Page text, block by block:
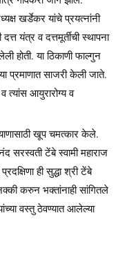
खर्डेकर यांचे प्रयत्नांनी
यंत्र व दत्तमूर्तीची स्थापना
होती. या ठिकाणी फाल्गुन
प्रमाणात साजरी केली जाते.
त्यांस आयुरारोग्य व
खूप चमत्कार केले.
सरस्वती टेंबे स्वामी महाराज
ही सुद्धा श्री टेंबे
करुन भक्तांनाही सांगितले
वस्तु ठेवण्यात आलेल्या